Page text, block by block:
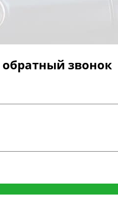
обратный звонок